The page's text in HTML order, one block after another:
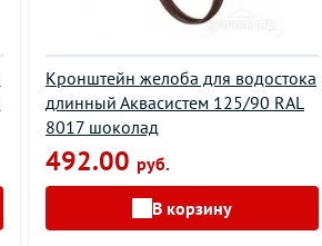
Кронштейн желоба для водостока
длинный Аквасистем 125/90 RAL
8017 шоколад
492.00 руб.
В корзину